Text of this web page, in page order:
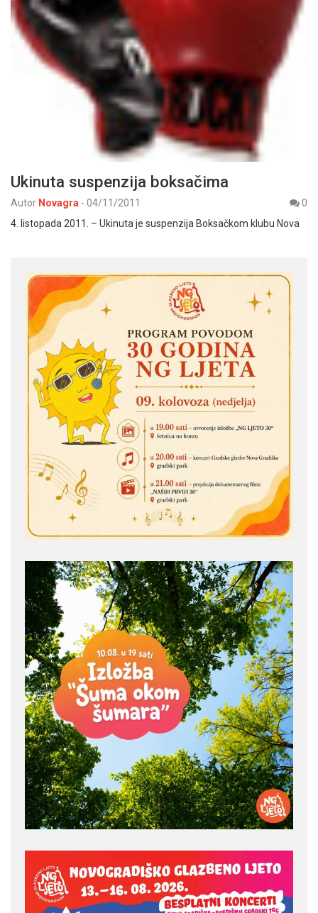
Ukinuta suspenzija boksačima
Autor Novagra - 04/11/2011
0
4. listopada 2011. – Ukinuta je suspenzija Boksačkom klubu Nova